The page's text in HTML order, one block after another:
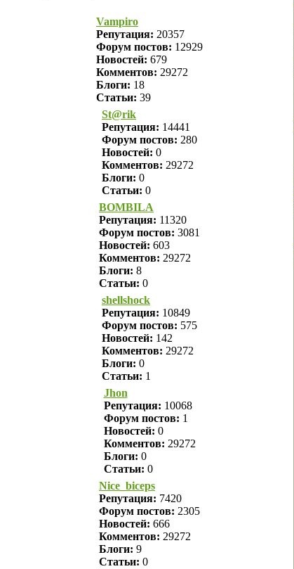
Vampiro
Репутация: 20357
Форум постов: 12929
Новостей: 679
Комментов: 29272
Блоги: 18
Статьи: 39
St@rik
Репутация: 14441
Форум постов: 280
Новостей: 0
Комментов: 29272
Блоги: 0
Статьи: 0
BOMBILA
Репутация: 11320
Форум постов: 3081
Новостей: 603
Комментов: 29272
Блоги: 8
Статьи: 0
shellshock
Репутация: 10849
Форум постов: 575
Новостей: 142
Комментов: 29272
Блоги: 0
Статьи: 1
Jhon
Репутация: 10068
Форум постов: 1
Новостей: 0
Комментов: 29272
Блоги: 0
Статьи: 0
Nice_biceps
Репутация: 7420
Форум постов: 2305
Новостей: 666
Комментов: 29272
Блоги: 9
Статьи: 0